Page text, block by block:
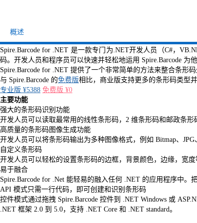
概述
Spire.Barcode for .NET 是一款专门为.NET开发人员（C#，
码。开发人员和程序员可以快速并轻松地运用 Spire.Barcode
Spire.Barcode for .NET 提供了一个非常简单的方法来整合条形
与 Spire.Barcode 的免费版相比，商业版支持更多的条形码类型
专业版 ¥5388 免费版 ¥0
主要功能
强大的条形码识别功能
开发人员可以读取最常用的线性条形码，2 维条形码和邮政条形
高质量的条形码图像生成功能
开发人员可以将条形码输出为多种图像格式，例如 Bitmap、JPG
自定义条形码
开发人员可以轻松的设置条形码的边框，背景颜色，边缘，宽度
易于融合
Spire.Barcode for .Net 能轻易的融入任何 .NET 的应用程序中。
API 模式只需一行代码，即可创建和识别条形码
控件模式通过拖拽 Spire.Barcode 控件到 .NET Windows 或
.NET 框架 2.0 到 5.0，支持 .NET Core 和 .NET standard。